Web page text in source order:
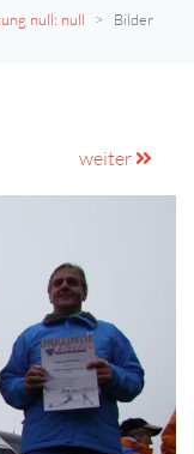
null: null Bilder
weiter